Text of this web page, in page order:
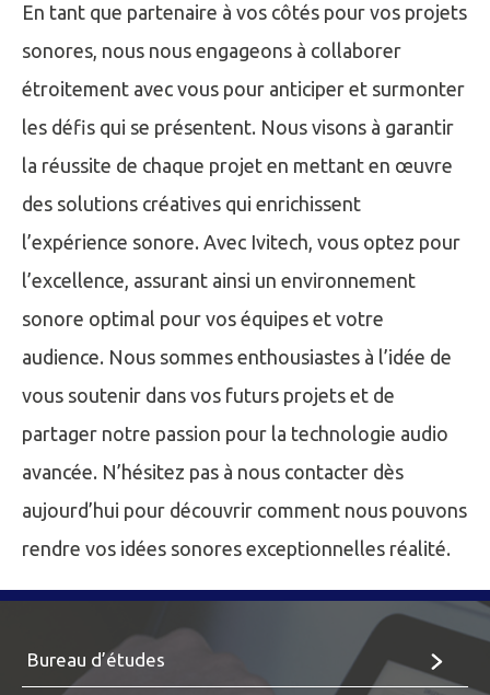
En tant que partenaire à vos côtés pour vos projets
sonores, nous nous engageons à collaborer
étroitement avec vous pour anticiper et surmonter
les défis qui se présentent. Nous visons à garantir
la réussite de chaque projet en mettant en œuvre
des solutions créatives qui enrichissent
l’expérience sonore. Avec Ivitech, vous optez pour
l’excellence, assurant ainsi un environnement
sonore optimal pour vos équipes et votre
audience. Nous sommes enthousiastes à l’idée de
vous soutenir dans vos futurs projets et de
partager notre passion pour la technologie audio
avancée. N’hésitez pas à nous contacter dès
aujourd’hui pour découvrir comment nous pouvons
rendre vos idées sonores exceptionnelles réalité.
Bureau d’études